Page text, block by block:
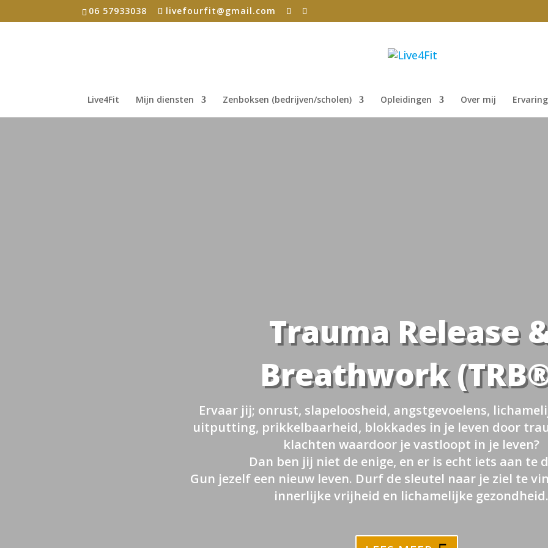
06 57933038 livefourfit@gmail.com
Live4Fit Mijn diensten Zenboksen (bedrijven/scholen) Opleidingen Over mij
Trauma Release
Breathwork
Ervaar jij; onrust, slapeloosheid, angstgevoelens,
uitputting, prikkelbaarheid, blokkades in je leven door
klachten waardoor je vastloopt in je leven?
Dan ben jij niet de enige, en er is echt iets aan te
Gun jezelf een nieuw leven. Durf de sleutel naar je ziel te
innerlijke vrijheid en lichamelijke gezondheid.